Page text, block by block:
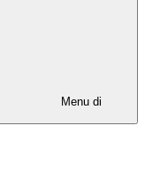
Menu di